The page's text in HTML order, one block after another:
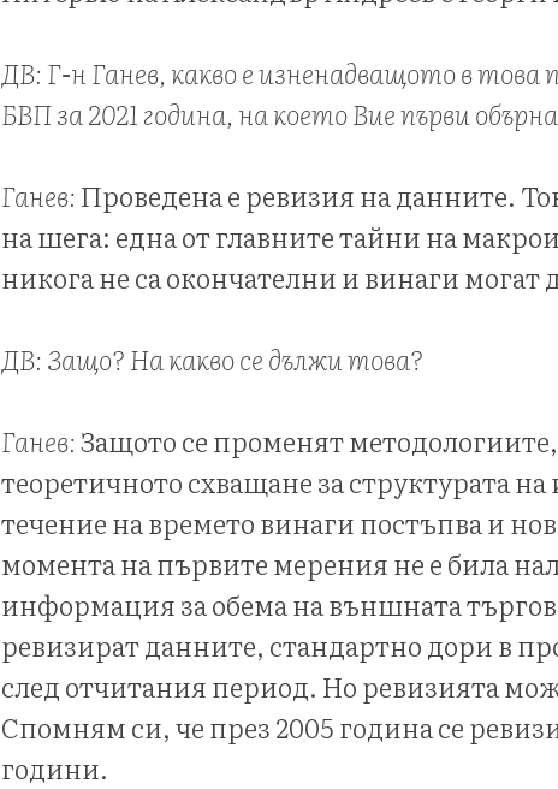
ДВ: Г-н Ганев, какво е изненадващото в това
БВП за 2021 година, на което Вие първи
Ганев:Проведена е ревизия на данните.
на шега: една от главните тайни на
никога не са окончателни и винаги могат
ДВ: Защо? На какво се дължи това?
Ганев:Защото се променят
теоретичното схващане за структурата
течение на времето винаги постъпва и
момента на първите мерения не е била
информация за обема на външната
ревизират данните, стандартно дори в
след отчитания период. Но ревизията
Спомням си, че през 2005 година се
години.